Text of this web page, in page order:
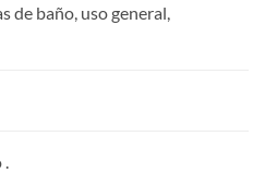
de baño, uso general,
.